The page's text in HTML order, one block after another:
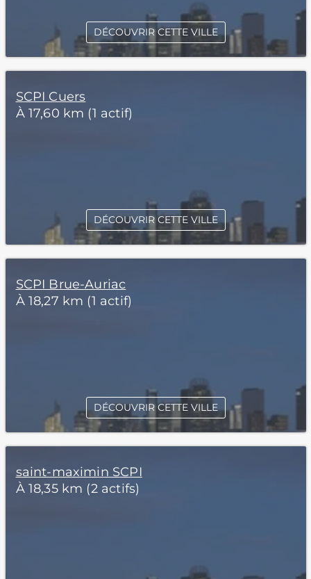
DÉCOUVRIR CETTE VILLE
SCPI Cuers
À 17,60 km (1 actif)
DÉCOUVRIR CETTE VILLE
SCPI Brue-Auriac
À 18,27 km (1 actif)
DÉCOUVRIR CETTE VILLE
saint-maximin SCPI
À 18,35 km (2 actifs)